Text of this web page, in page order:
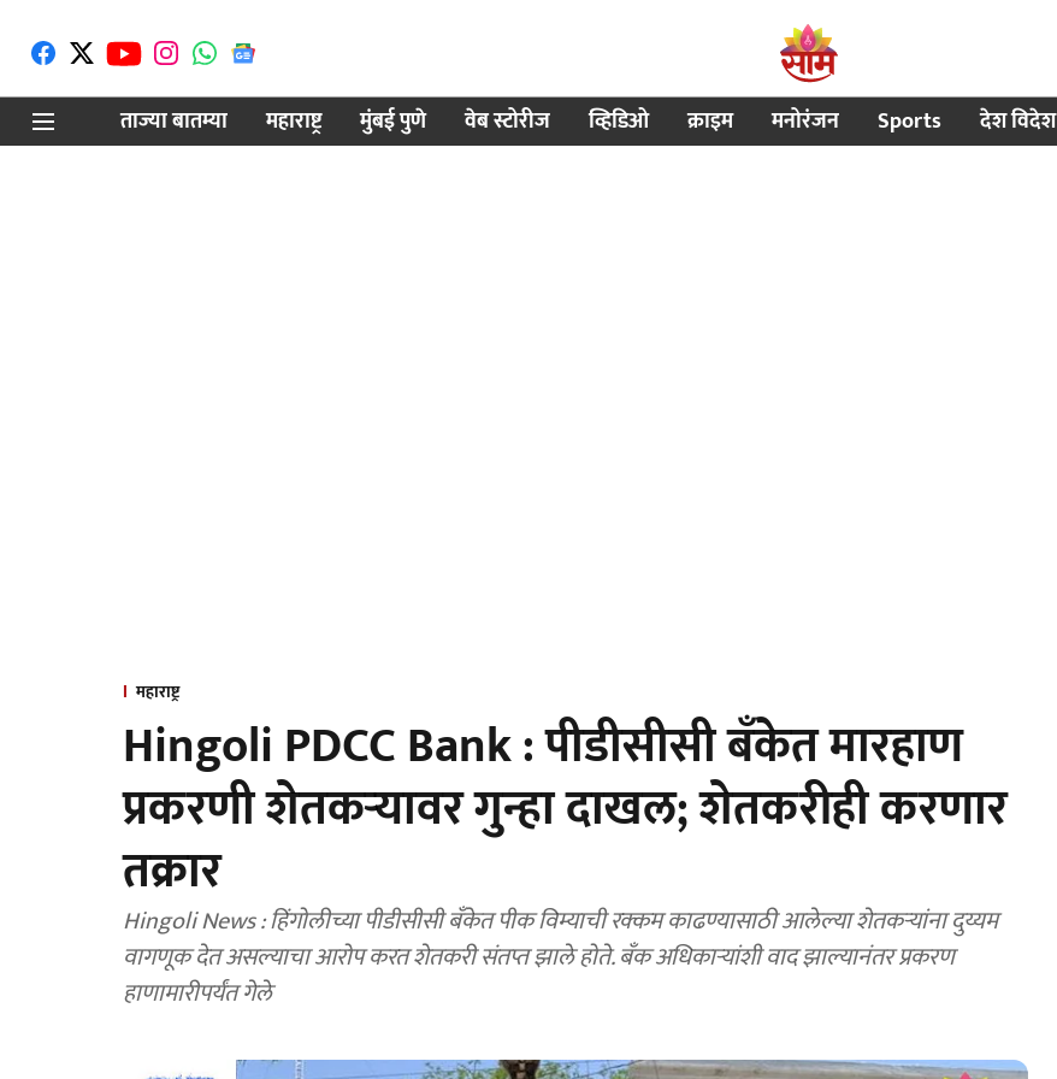
ताज्या बातम्या
महाराष्ट्र मुंबई पुणे वेब स्टोरीज व्हिडिओ क्राइम मनोरंजन Sports देश विदेश
महाराष्ट्र
Hingoli PDCC Bank : पीडीसीसी बँकेत मारहाण
प्रकरणी शेतकऱ्यावर गुन्हा दाखल; शेतकरीही करणार
तक्रार
Hingoli News : हिंगोलीच्या पीडीसीसी बँकेत पीक विम्याची रक्कम काढण्यासाठी आलेल्या शेतकऱ्यांना दुय्यम
वागणूक देत असल्याचा आरोप करत शेतकरी संतप्त झाले होते. बँक अधिकाऱ्यांशी वाद झाल्यानंतर प्रकरण
हाणामारीपर्यंत गेले